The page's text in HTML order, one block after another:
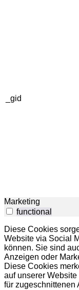
_gid
Marketing
functional
Diese Cookies
Website via Social
können. Sie sind
Anzeigen oder
Diese Cookies
auf unserer
für zugeschnittenen